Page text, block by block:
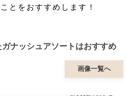
とをおすすめします！
ナッシュアソートはおすすめ
画像一覧へ